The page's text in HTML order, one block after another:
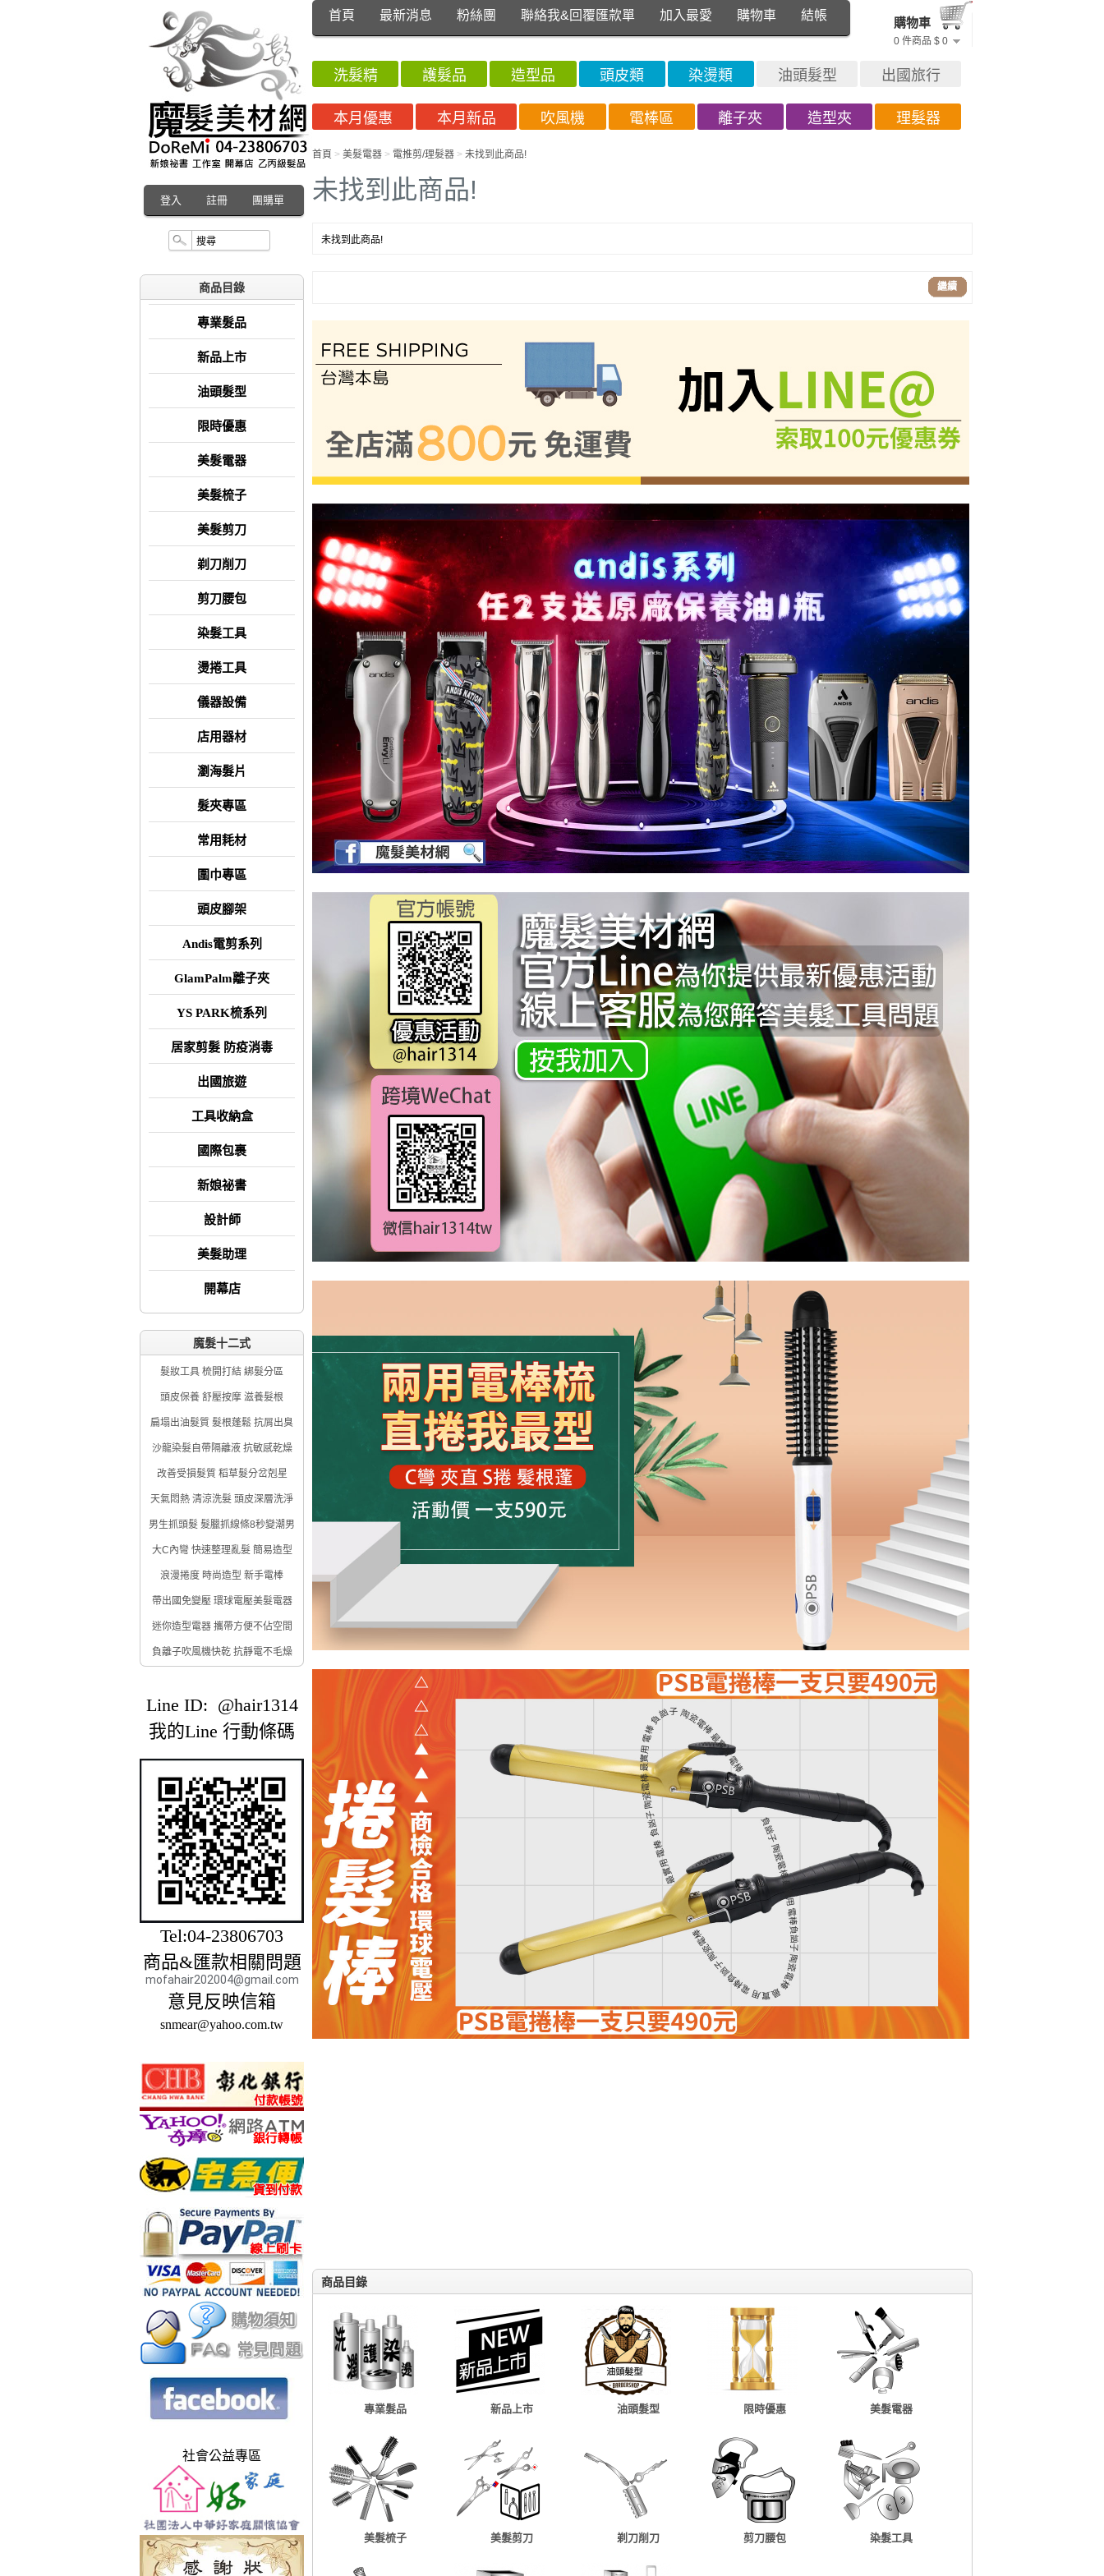
購物車
0 件商品 $ 0
登入 註冊 團購單
首頁 最新消息 粉絲團 聯絡我&回覆匯款單 加入最愛 購物車 結帳
商品目錄
專業髮品
新品上市
油頭髮型
限時優惠
美髮電器
美髮梳子
美髮剪刀
剃刀削刀
剪刀腰包
染髮工具
燙捲工具
儀器設備
店用器材
瀏海髮片
髮夾專區
常用耗材
圍巾專區
頭皮腳架
Andis電剪系列
GlamPalm離子夾
YS PARK梳系列
居家剪髮 防疫消毒
出國旅遊
工具收納盒
國際包裹
新娘祕書
設計師
美髮助理
開幕店
魔髮十二式
髮妝工具 梳開打結 綁髮分區
頭皮保養 舒壓按摩 滋養髮根
扁塌出油髮質 髮根蓬鬆 抗屑出臭
沙龍染髮自帶隔離液 抗敏感乾燥
改善受損髮質 稻草髮分岔剋星
天氣悶熱 清涼洗髮 頭皮深層洗淨
男生抓頭髮 髮臘抓線條8秒變潮男
大C內彎 快速整理亂髮 簡易造型
浪漫捲度 時尚造型 新手電棒
帶出國免變壓 環球電壓美髮電器
迷你造型電器 攜帶方便不佔空間
負離子吹風機快乾 抗靜電不毛燥
Line ID: @hair1314
我的Line 行動條碼
Tel:04-23806703
商品&匯款相關問題
mofahair202004@gmail.com
意見反映信箱
snmear@yahoo.com.tw
社會公益專區
洗髮精 護髮品 造型品 頭皮類 染燙類 油頭髮型
出國旅行
本月優惠
本月新品 吹風機 電棒區 離子夾 造型夾 理髮器
首頁 > 美髮電器 > 電推剪/理髮器 > 未找到此商品!
未找到此商品!
未找到此商品!
繼續
商品目錄
專業髮品 新品上市 油頭髮型 限時優惠 美髮電器
美髮梳子 美髮剪刀 剃刀削刀 剪刀腰包 染髮工具